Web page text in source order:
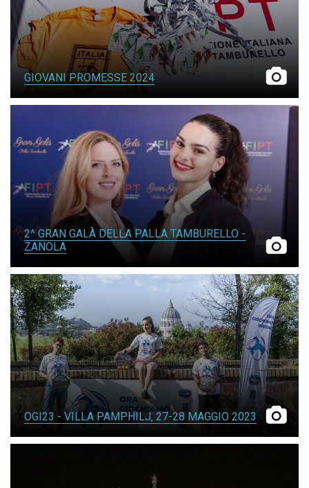
GIOVANI PROMESSE 2024
2^ GRAN GALÀ DELLA PALLA TAMBURELLO -
ZANOLA
OGI23 - VILLA PAMPHILJ, 27-28 MAGGIO 2023